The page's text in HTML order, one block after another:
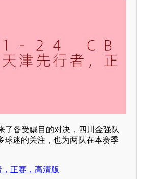
了备受瞩目的对决，四川金强队
球迷的关注，也为两队在本赛季
正赛，高清版